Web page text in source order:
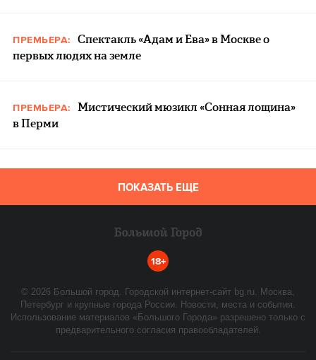
ПРЕМЬЕРА:
Спектакль «Адам и Ева» в Москве о
первых людях на земле
ПРЕМЬЕРА:
Мистический мюзикл «Сонная лощина»
в Перми
ПОКАЗАТЬ ЕЩЕ
18+
© 2026 Большой город. Городской интернет-сайт bg.ru. Москва,
Петербург и крупные города России. Новости, места и события.
Использование материалов «Большого Города» разрешено только с
предварительного согласия правообладателей.